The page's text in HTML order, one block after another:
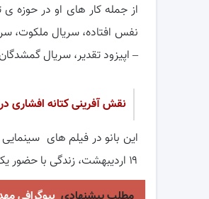
از جمله کار های او در حوزه
نفس افتاده، سریال ملکوت،
– اپیزود تقدیر، سریال
نقش آفرینی کتانه افشاری
این بانو در فیلم های
۱۹ اردیبهشت، زندگی با حضور یک دیوار نیز به نقش آفرینی پرداخته است.